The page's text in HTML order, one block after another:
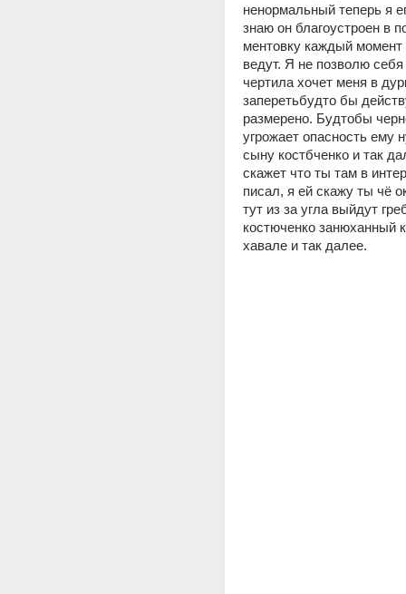
ненормальный теперь я
знаю он благоустроен в
ментовку каждый момент
ведут. Я не позволю
чертила хочет меня в
заперетьбудто бы
размерено. Будтобы
угрожает опасность ему
сыну костбченко и так
скажет что ты там в
писал, я ей скажу ты чё
тут из за угла выйдут
костюченко занюханный
хавале и так далее.